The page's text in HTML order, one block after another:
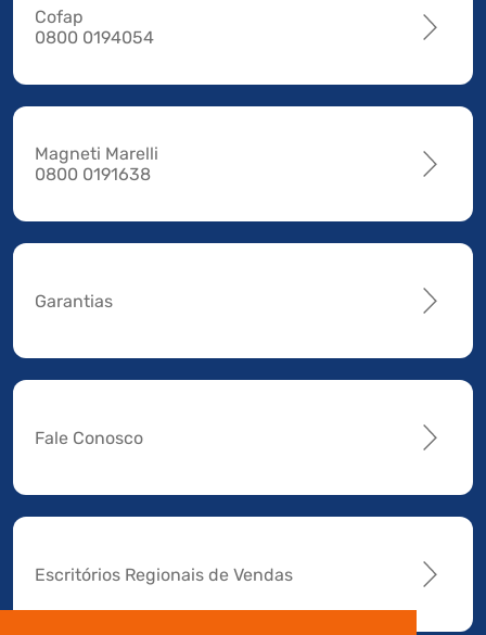
Cofap
0800 0194054
Magneti Marelli
0800 0191638
Garantias
Fale Conosco
Escritórios Regionais de Vendas